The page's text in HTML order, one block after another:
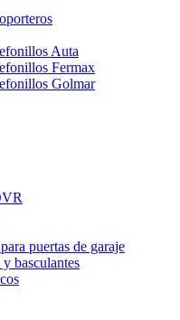
Auta
Fermax
Golmar
puertas de garaje
y basculantes